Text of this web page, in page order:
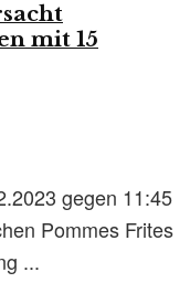
mit 15
gegen 11:45
Pommes Frites
...